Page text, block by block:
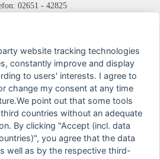
02651 - 42825
Abteilungen
Druckvorstufe
Digitaldruck
Offsetdruck
Service
Kontakt
Anfahrtsskizze
website tracking technologies
constantly improve and display
to users' interests. I agree to
change my consent at any time
point out that some tools
countries without an adequate
By clicking "Accept (incl. data
you agree that the data
well as by the respective third-